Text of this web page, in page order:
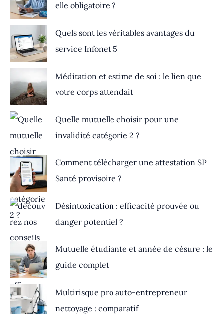
elle obligatoire ?
Quels sont les véritables avantages du
service Infonet 5
Méditation et estime de soi : le lien que
votre corps attendait
Quelle mutuelle choisir pour une
invalidité catégorie 2 ?
Comment télécharger une attestation SP
Santé provisoire ?
Désintoxication : efficacité prouvée ou
danger potentiel ?
Mutuelle étudiante et année de césure : le
guide complet
Multirisque pro auto-entrepreneur
nettoyage : comparatif